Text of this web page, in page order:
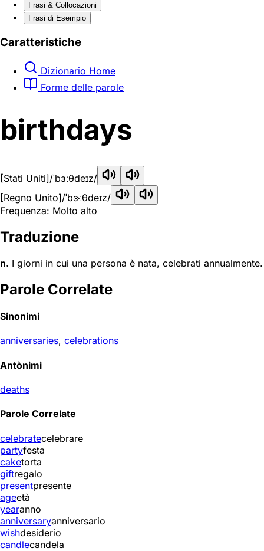
Frasi & Collocazioni
Frasi di Esempio
Caratteristiche
Dizionario Home
Forme delle parole
birthdays
[Stati Uniti]/ˈbɜːθdeɪz/
[Regno Unito]/ˈbɝːθdeɪz/
Frequenza: Molto alto
Traduzione
n. I giorni in cui una persona è nata, celebrati annualmente.
Parole Correlate
Sinonimi
anniversaries, celebrations
Antònimi
deaths
Parole Correlate
celebratecelebrare
partyfesta
caketorta
giftregalo
presentpresente
ageetà
yearanno
anniversaryanniversario
wishdesiderio
candlecandela